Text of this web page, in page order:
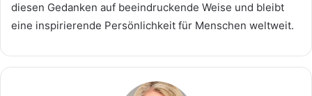
diesen Gedanken auf beeindruckende Weise und bleibt
eine inspirierende Persönlichkeit für Menschen weltweit.